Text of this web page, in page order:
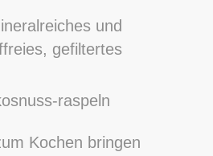
und
gefiltertes
raspeln
Kochen bringen